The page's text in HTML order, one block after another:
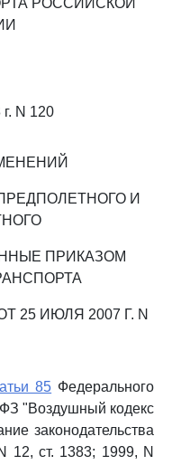
РОССИЙСКОЙ
N 120
И
ПРИКАЗОМ
25 ИЮЛЯ 2007 Г. N
85 Федерального
ФЗ "Воздушный кодекс
законодательства
12, ст. 1383; 1999, N